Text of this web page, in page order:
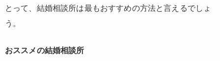
とって、結婚相談所は最もおすすめの方法と言えるでしょ
う。
おススメの結婚相談所